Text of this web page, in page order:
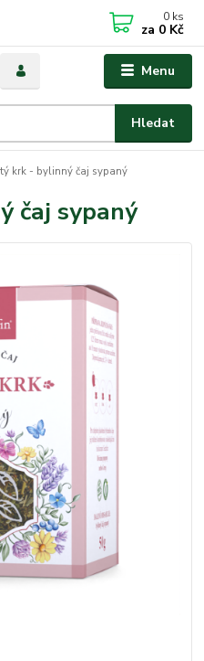
Menu
Hledat
0 ks
za 0 Kč
krk - bylinný čaj sypaný
čaj sypaný